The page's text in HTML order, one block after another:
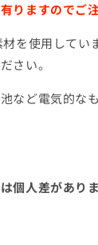
りますのでご
を使用してい
さい。
など電気的な
個人差がありま